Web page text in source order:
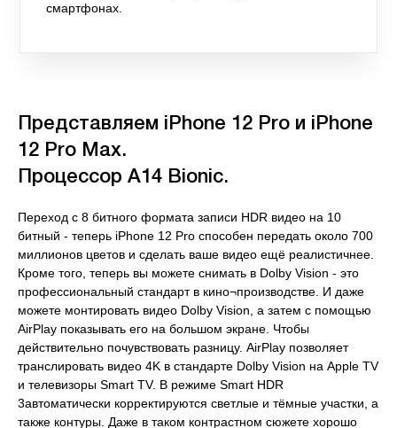
смартфонах.
Представляем iPhone 12 Pro и iPhone
12 Pro Max.
Процессор A14 Bionic.
Переход с 8 битного формата записи HDR видео на 10
битный - теперь iPhone 12 Pro способен передать около 700
миллионов цветов и сделать ваше видео ещё реалистичнее.
Кроме того, теперь вы можете снимать в Dolby Vision - это
профессиональный стандарт в кино¬производстве. И даже
можете монтировать видео Dolby Vision, а затем с помощью
AirPlay показывать его на большом экране. Чтобы
действительно почувствовать разницу. AirPlay позволяет
транслировать видео 4K в стандарте Dolby Vision на Apple TV
и телевизоры Smart TV. В режиме Smart HDR
3автоматически корректируются светлые и тёмные участки, а
также контуры. Даже в таком контрастном сюжете хорошо